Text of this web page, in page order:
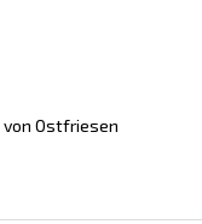
von Ostfriesen